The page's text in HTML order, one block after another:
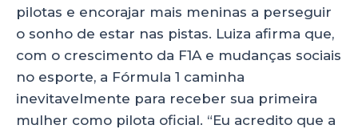
pilotas e encorajar mais meninas a perseguir
o sonho de estar nas pistas. Luiza afirma que,
com o crescimento da F1A e mudanças sociais
no esporte, a Fórmula 1 caminha
inevitavelmente para receber sua primeira
mulher como pilota oficial. “Eu acredito que a